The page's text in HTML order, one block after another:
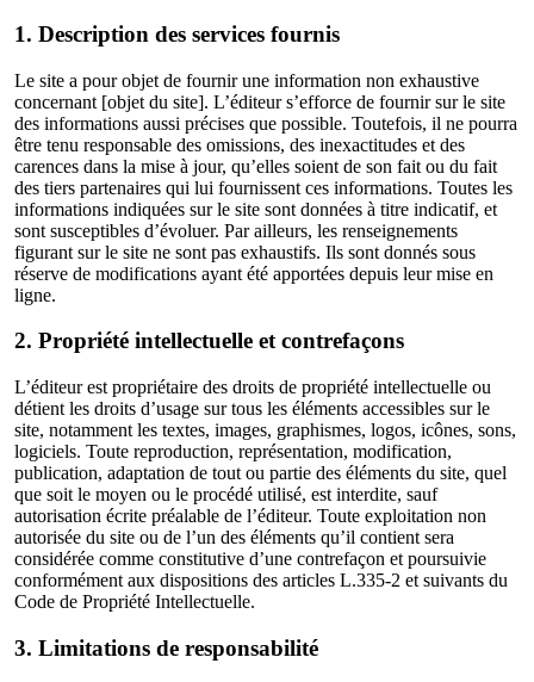
1. Description des services fournis
Le site a pour objet de fournir une information non exhaustive
concernant [objet du site]. L’éditeur s’efforce de fournir sur le site
des informations aussi précises que possible. Toutefois, il ne pourra
être tenu responsable des omissions, des inexactitudes et des
carences dans la mise à jour, qu’elles soient de son fait ou du fait
des tiers partenaires qui lui fournissent ces informations. Toutes les
informations indiquées sur le site sont données à titre indicatif, et
sont susceptibles d’évoluer. Par ailleurs, les renseignements
figurant sur le site ne sont pas exhaustifs. Ils sont donnés sous
réserve de modifications ayant été apportées depuis leur mise en
ligne.
2. Propriété intellectuelle et contrefaçons
L’éditeur est propriétaire des droits de propriété intellectuelle ou
détient les droits d’usage sur tous les éléments accessibles sur le
site, notamment les textes, images, graphismes, logos, icônes, sons,
logiciels. Toute reproduction, représentation, modification,
publication, adaptation de tout ou partie des éléments du site, quel
que soit le moyen ou le procédé utilisé, est interdite, sauf
autorisation écrite préalable de l’éditeur. Toute exploitation non
autorisée du site ou de l’un des éléments qu’il contient sera
considérée comme constitutive d’une contrefaçon et poursuivie
conformément aux dispositions des articles L.335-2 et suivants du
Code de Propriété Intellectuelle.
3. Limitations de responsabilité